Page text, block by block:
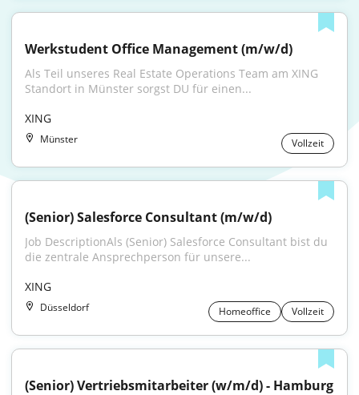
Werkstudent Office Management (m/w/d)
Als Teil unseres Real Estate Operations Team am XING
Standort in Münster sorgst DU für einen...
XING
Münster Vollzeit
(Senior) Salesforce Consultant (m/w/d)
Job DescriptionAls (Senior) Salesforce Consultant bist du
die zentrale Ansprechperson für unsere...
XING
Düsseldorf Homeoffice Vollzeit
(Senior) Vertriebsmitarbeiter (w/m/d) - Hamburg